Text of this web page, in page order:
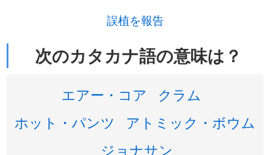
誤植を報告
次のカタカナ語の意味は？
エアー・コア
クラム
ホット・パンツ
アトミック・ボウム
ジョナサン